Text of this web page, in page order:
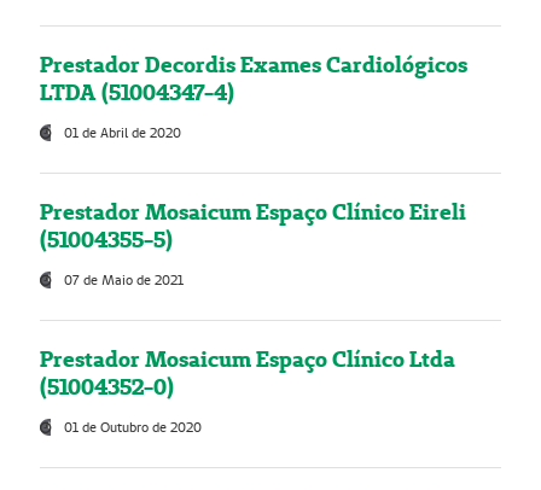
Prestador Decordis Exames Cardiológicos
LTDA (51004347-4)
01 de Abril de 2020
Prestador Mosaicum Espaço Clínico Eireli
(51004355-5)
07 de Maio de 2021
Prestador Mosaicum Espaço Clínico Ltda
(51004352-0)
01 de Outubro de 2020